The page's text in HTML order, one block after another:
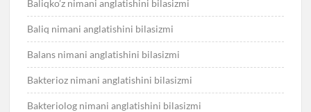
Baliqko’z nimani anglatishini bilasizmi
Baliq nimani anglatishini bilasizmi
Balans nimani anglatishini bilasizmi
Bakterioz nimani anglatishini bilasizmi
Bakteriolog nimani anglatishini bilasizmi